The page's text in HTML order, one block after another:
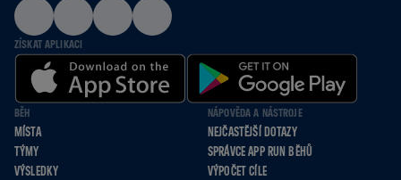
ZÍSKAT APLIKACI
BĚH
MÍSTA
TÝMY
VÝSLEDKY
NÁPOVĚDA A NÁSTROJE
NEJČASTĚJŠÍ DOTAZY
SPRÁVCE APP RUN BĚHŮ
VÝPOČET CÍLE